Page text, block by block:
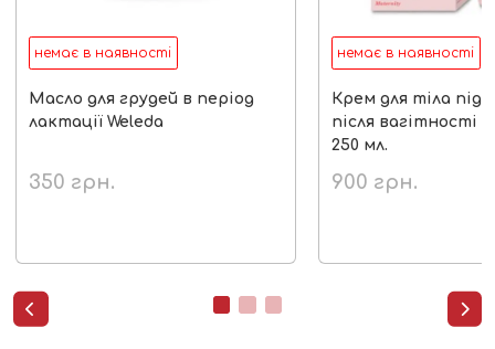
немає в наявності
Масло для грудей в період
лактації Weleda
350 грн.
немає в наявності
Крем для тіла
після вагітності
250 мл.
900 грн.
 